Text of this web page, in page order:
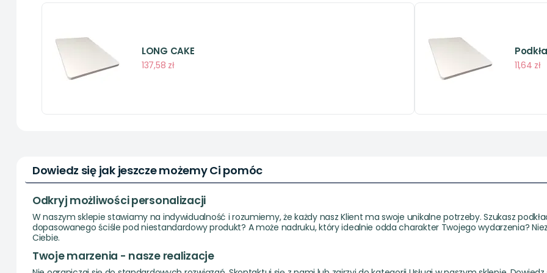
LONG CAKE
137,58 zł 11,64 zł
Dowiedz się jak jeszcze możemy Ci pomóc
Odkryj możliwości personalizacji
W naszym sklepie stawiamy na indywidualność i rozumiemy, że każdy nasz Klient ma swoje unikalne potrzeby. Szukasz
dopasowanego ściśle pod niestandardowy produkt? A może nadruku, który idealnie odda charakter Twojego wydarzenia?
Ciebie.
Twoje marzenia - nasze realizacje